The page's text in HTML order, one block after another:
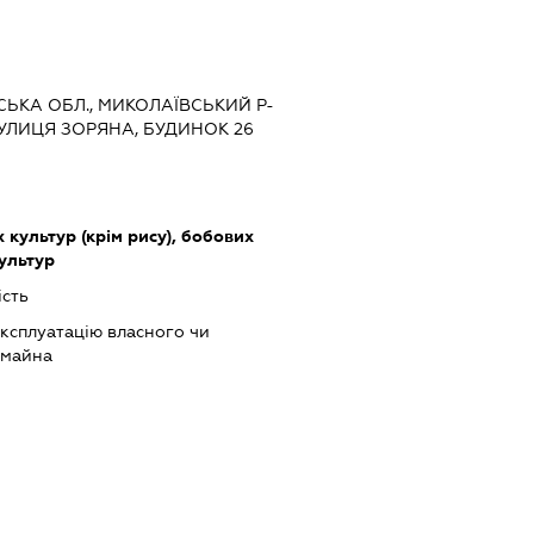
ОБЛ., МИКОЛАЇВСЬКИЙ Р-
ЗОРЯНА, БУДИНОК 26
(крім рису), бобових
власного чи